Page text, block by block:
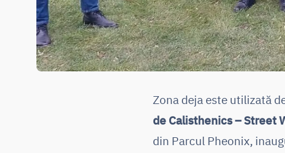
Zona deja este utilizată
de Calisthenics – Street
din Parcul Pheonix,